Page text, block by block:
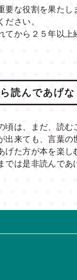
要な役割を果た
ださい。
てから２５年以
読んであげ
頃は、まだ、読む
出来ても、言葉
げた方が本を楽
では是非読んであ